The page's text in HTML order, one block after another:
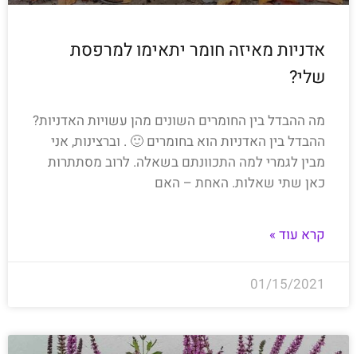
אדניות מאיזה חומר יתאימו למרפסת
שלי?
מה ההבדל בין החומרים השונים מהן עשויות האדניות?
ההבדל בין האדניות הוא בחומרים 🙂 . וברצינות, אני
מבין לגמרי למה התכוונתם בשאלה. לרוב מסתתרות
כאן שתי שאלות. האחת – האם
קרא עוד »
01/15/2021